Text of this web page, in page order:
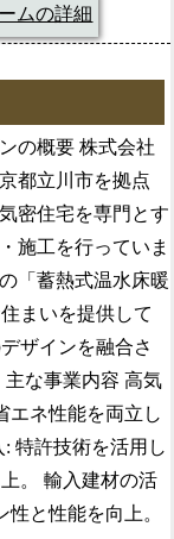
ムの詳細
の概要 株式会社
都立川市を拠点
密住宅を専門とす
施工を行っていま
「蓄熱式温水床暖
まいを提供して
ザインを融合さ
な事業内容 高気
エネ性能を両立し
特許技術を活用し
。 輸入建材の活
と性能を向上。